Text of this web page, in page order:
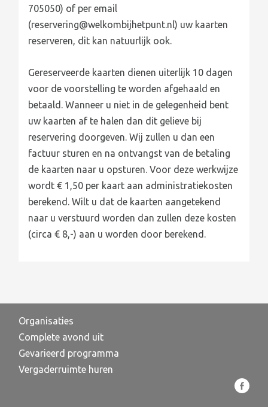
705050) of per email
(reservering@welkombijhetpunt.nl) uw kaarten
reserveren, dit kan natuurlijk ook.
Gereserveerde kaarten dienen uiterlijk 10 dagen
voor de voorstelling te worden afgehaald en
betaald. Wanneer u niet in de gelegenheid bent
uw kaarten af te halen dan dit gelieve bij
reservering doorgeven. Wij zullen u dan een
factuur sturen en na ontvangst van de betaling
de kaarten naar u opsturen. Voor deze werkwijze
wordt € 1,50 per kaart aan administratiekosten
berekend. Wilt u dat de kaarten aangetekend
naar u verstuurd worden dan zullen deze kosten
(circa € 8,-) aan u worden door berekend.
Organisaties
Complete avond uit
Gevarieerd programma
Vergaderruimte huren